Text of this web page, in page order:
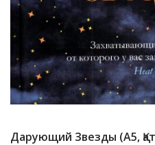
Дарующий Звезды (А5,